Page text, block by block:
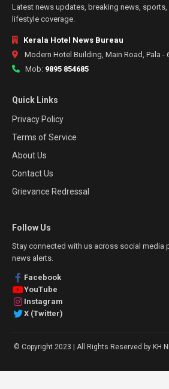
Latest news updates, breaking news, sports,
lifestyle coverage.
Kerala Hotel News Bureau
Modern Hotel Building, Main Road, Pala -
Mob: 9895 854685
Quick Links
Privacy Policy
Terms of Service
About Us
Contact Us
Grievance Redressal
Follow Us
Stay connected with us across social media
news alerts.
Facebook
YouTube
Instagram
X (Twitter)
© Copyright 2023 | All Rights Reserved by KH